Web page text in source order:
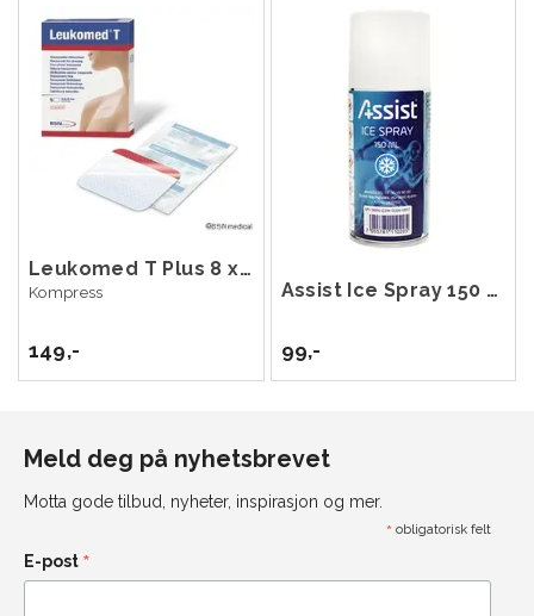
Leukomed T Plus 8 x 15 cm 5 stk
Kompress
149,-
Assist Ice Spray 150 ml
99,-
Meld deg på nyhetsbrevet
Motta gode tilbud, nyheter, inspirasjon og mer.
* obligatorisk felt
E-post *